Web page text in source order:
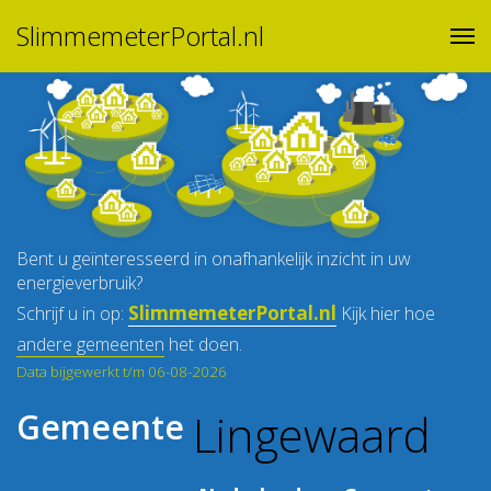
SlimmemeterPortal.nl
Bent u geïnteresseerd in onafhankelijk inzicht in uw
energieverbruik?
Schrijf u in op: SlimmemeterPortal.nl Kijk hier hoe
andere gemeenten het doen.
Data bijgewerkt t/m 06-08-2026
Gemeente Lingewaard